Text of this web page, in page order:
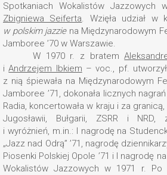
Spotkaniach Wokalistów
Zbigniewa Seiferta. Wzięła udział w
w polskim jazziena Międzynarodowym
Jamboree ’70 w Warszawie.
W 1970 r. z bratem
iAndrzejem Ibkiem – voc., pf.
z nią śpiewała na Międzynarodowym
Jamboree ’71, dokonała licznych
Radia, koncertowała w kraju i za
Jugosławii, Bułgarii, ZSRR i NRD,
i wyróżnień, m.in.: I nagrodę na
„Jazz nad Odrą” ’71, nagrodę
Piosenki Polskiej Opole ’71 i I nagrodę
Wokalistów Jazzowych w 1971 r. Po